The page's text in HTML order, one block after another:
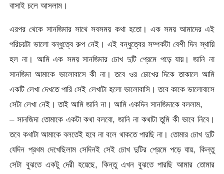
বাসাই চলে আসলাম।
এরপর থেকে সানজিদার সাথে সবসময় কথা হতো। এক সময় আমাদের এই
পরিচয়টা ভালো বন্ধুত্বে রুপ নেই। এই বন্ধুত্বের সম্পর্কটা বেশী দিন স্থায়ি
হল না। আমি এক সময় সানজিদার চোখ দুটি প্রেমে পড়ে যায়। জানি না
সানজিদা আমাকে ভালোবাসে কী না। তবে ওর চোখের দিকে তাকালে আমি
একটি লেখা দেখতে পারি সেই লেখাটা হলো ভালোবাসি। তবে কাকে ভালোবাসে
সেটা লেখা নেই। তাই আমি জানি না। আমি একদিন সানজিদাকে বললাম,
– সানজিদা তোমাকে একটা কথা বলবো, জানি না কথাটা তুমি কী ভাবে নিবে।
তবে কথাটা আমাকে বলতেই হবে না বলে থাকতে পারছি না। তোমার চোখ দুটি
যেদিন প্রথম দেখেছিলাম সেদিনই সেই চোখ দুটির প্রেমে পড়ে যায়, কিন্তু
সেটা বুঝতে একটু দেরী হয়েছে, কিন্তু এখন বুঝতে পারছি আমার তোমার